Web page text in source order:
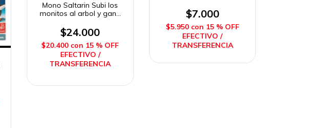
Mono Saltarin Subi los
monitos al arbol y ganá
$24.000
$20.400 con 15 % OFF
EFECTIVO /
TRANSFERENCIA
$7.000
$5.950 con 15 % OFF
EFECTIVO /
TRANSFERENCIA